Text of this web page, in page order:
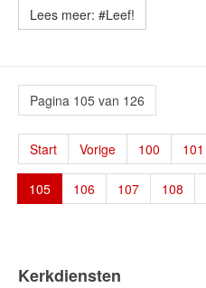
Lees meer: #Leef!
Pagina 105 van 126
Start Vorige 100 101
105 106 107 108
Kerkdiensten